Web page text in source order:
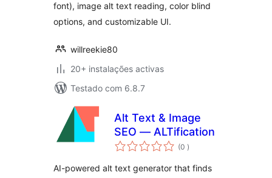
font), image alt text reading, color blind
options, and customizable UI.
willreekie80
20+ instalações activas
Testado com 6.8.7
Alt Text & Image
SEO — ALTification
(0 classificações
)
AI-powered alt text generator that finds